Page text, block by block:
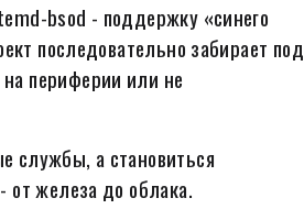
bsod - поддержку «синего
последовательно забирает под
периферии или не
службы, а становиться
от железа до облака.